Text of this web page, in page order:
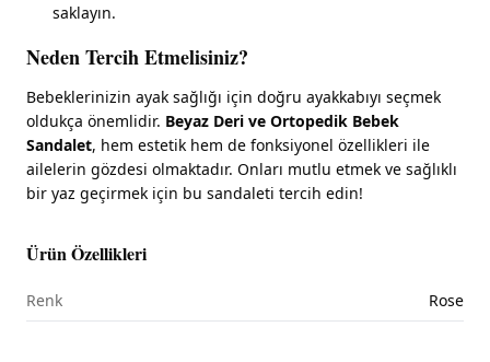
saklayın.
Neden Tercih Etmelisiniz?
Bebeklerinizin ayak sağlığı için doğru ayakkabıyı seçmek
oldukça önemlidir. Beyaz Deri ve Ortopedik Bebek
Sandalet, hem estetik hem de fonksiyonel özellikleri ile
ailelerin gözdesi olmaktadır. Onları mutlu etmek ve sağlıklı
bir yaz geçirmek için bu sandaleti tercih edin!
Ürün Özellikleri
Renk Rose